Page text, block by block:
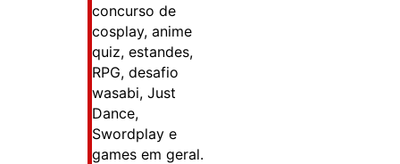
concurso de
cosplay, anime
quiz, estandes,
RPG, desafio
wasabi, Just
Dance,
Swordplay e
games em geral.